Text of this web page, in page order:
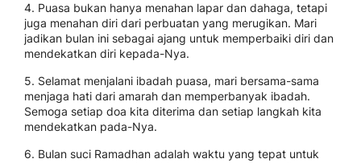
4. Puasa bukan hanya menahan lapar dan dahaga, tetapi
juga menahan diri dari perbuatan yang merugikan. Mari
jadikan bulan ini sebagai ajang untuk memperbaiki diri dan
mendekatkan diri kepada-Nya.
5. Selamat menjalani ibadah puasa, mari bersama-sama
menjaga hati dari amarah dan memperbanyak ibadah.
Semoga setiap doa kita diterima dan setiap langkah kita
mendekatkan pada-Nya.
6. Bulan suci Ramadhan adalah waktu yang tepat untuk